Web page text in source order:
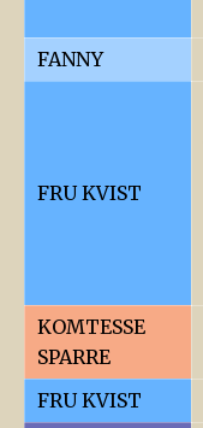
FANNY
FRU KVIST
KOMTESSE
SPARRE
FRU KVIST